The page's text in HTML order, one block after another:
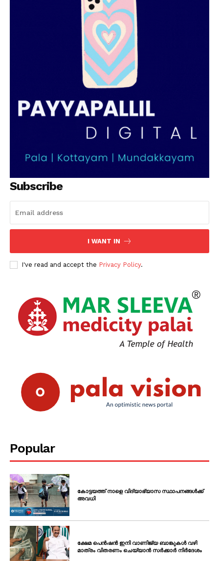
SUBSCRIBE NOW
PALA VISION
Subscription Plans
Subscribe
I WANT IN
I've read and accept the Privacy Policy.
Popular
കോട്ടയത്ത് നാളെ വിദ്യാഭ്യാസ സ്ഥാപനങ്ങൾക്ക്
അവധി
ക്ഷേമ പെൻഷൻ ഇനി വാണിജ്യ ബാങ്കുകൾ വഴി
മാത്രം വിതരണം ചെയ്യാൻ സർക്കാർ നിർദേശം